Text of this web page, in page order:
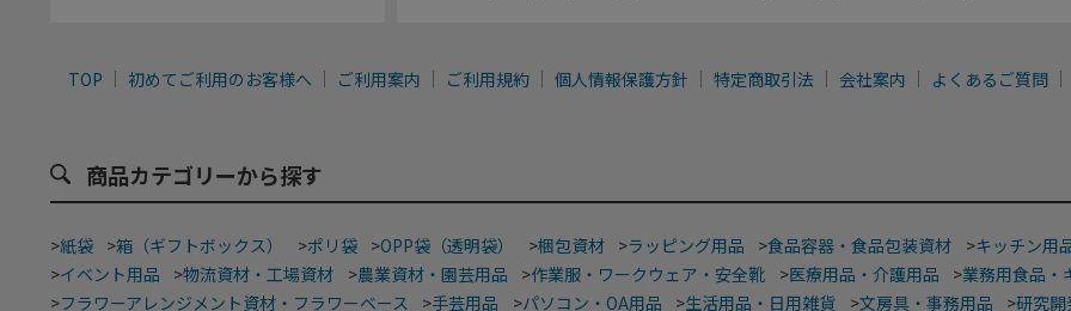
TOP 初めてご利用のお客様へ ご利用案内 ご利用規約 個人情報保護方針 特定商取引法 会社案内 よくあるご質問
商品カテゴリーから探す
>紙袋 >箱（ギフトボックス） >ポリ袋 >OPP袋（透明袋） >梱包資材 >ラッピング用品 >食品容器・食品包装資材 >キッチン用
>イベント用品 >物流資材・工場資材 >農業資材・園芸用品 >作業服・ワークウェア・安全靴 >医療用品・介護用品 >業務用食品・
>フラワーアレンジメント資材・フラワーベース >手芸用品 >パソコン・OA用品 >生活用品・日用雑貨 >文房具・事務用品 >研究開